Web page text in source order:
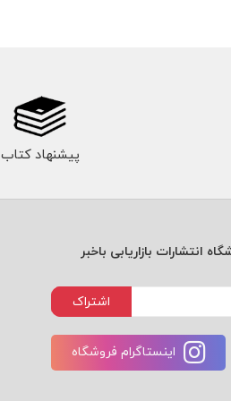
پیشنهاد کتاب
انتشارات بازاریابی باخبر
اشتراک
اینستاگرام فروشگاه